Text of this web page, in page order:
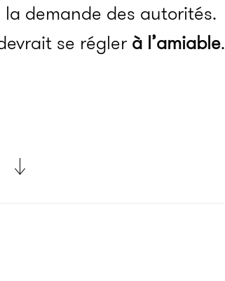
la demande des autorités.
se régler à l’amiable.